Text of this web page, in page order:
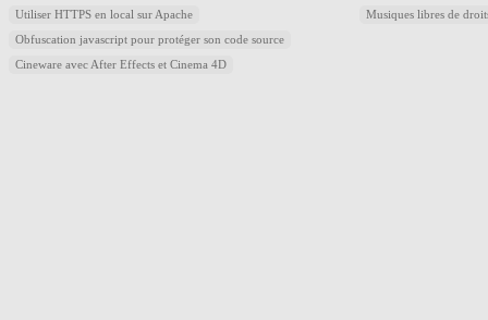
Utiliser HTTPS en local sur Apache
Obfuscation javascript pour protéger son code source
Cineware avec After Effects et Cinema 4D
Musiques libres de